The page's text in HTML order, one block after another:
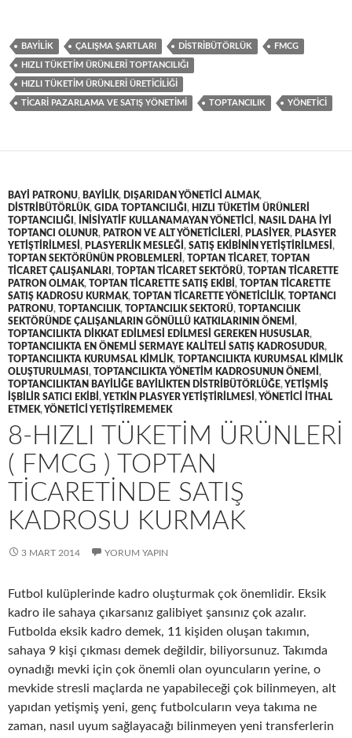
BAYILIK ÇALIŞMA ŞARTLARI DISTRIBÜTÖRLÜK FMCG
HIZLI TÜKETIM ÜRÜNLERI TOPTANCILIĞI
HIZLI TÜKETIM ÜRÜNLERI ÜRETICILIĞI
TICARI PAZARLAMA VE SATIŞ YÖNETIMI TOPTANCILIK YÖNETICI
BAYI PATRONU, BAYILIK, DIŞARIDAN YÖNETICI ALMAK,
DISTRIBÜTÖRLÜK, GIDA TOPTANCILIĞI , HIZLI TÜKETIM ÜRÜNLERI
TOPTANCILIĞI , INISIYATIF KULLANAMAYAN YÖNETICI , NASIL DAHA IYI
TOPTANCI OLUNUR, PATRON VE ALT YÖNETICILERI , PLASIYER, PLASYER
YETIŞTIRILMESI , PLASYERLIK MESLEĞI , SATIŞ EKIBININ YETIŞTIRILMESI ,
TOPTAN SEKTÖRÜNÜN PROBLEMLERI , TOPTAN TICARET, TOPTAN
TICARET ÇALIŞANLARI , TOPTAN TICARET SEKTÖRÜ, TOPTAN TICARETTE
PATRON OLMAK, TOPTAN TICARETTE SATIŞ EKIBI , TOPTAN TICARETTE
SATIŞ KADROSU KURMAK, TOPTAN TICARETTE YÖNETICILIK, TOPTANCI
PATRONU, TOPTANCILIK, TOPTANCILIK SEKTORÜ, TOPTANCILIK
SEKTÖRÜNDE ÇALIŞANLARIN GÖNÜLLÜ KATKILARININ ÖNEMI ,
TOPTANCILIKTA DIKKAT EDILMESI EDILMESI GEREKEN HUSUSLAR,
TOPTANCILIKTA EN ÖNEMLI SERMAYE KALITELI SATIŞ KADROSUDUR,
TOPTANCILIKTA KURUMSAL KIMLIK, TOPTANCILIKTA KURUMSAL KIMLIK
OLUŞTURULMASI , TOPTANCILIKTA YÖNETIM KADROSUNUN ÖNEMI ,
TOPTANCILIKTAN BAYILIĞE BAYILIKTEN DISTRIBÜTÖRLÜĞE,YETIŞMIŞ
IŞBILIR SATICI EKIBI ,YETKIN PLASYER YETIŞTIRILMESI ,YÖNETICI ITHAL
ETMEK,YÖNETICI YETIŞTIREMEMEK
8-HIZLI TÜKETIM ÜRÜNLERI
( FMCG ) TOPTAN
TICARETINDE SATIŞ
KADROSU KURMAK
3 MART 2014 YORUM YAPIN
Futbol kulüplerinde kadro oluşturmak çok önemlidir. Eksik
kadro ile sahaya çıkarsanız galibiyet şansınız çok azalır.
Futbolda eksik kadro demek, 11 kişiden oluşan takımın,
sahaya 9 kişi çıkması demek değildir, biliyorsunuz. Takımda
oynadığı mevki için çok önemli olan oyuncuların yerine, o
mevkide stresli maçlarda ne yapabileceği çok bilinmeyen, alt
yapıdan yetişmiş yeni, genç futbolcuların veya takıma ne
zaman, nasıl uyum sağlayacağı bilinmeyen yeni transferlerin